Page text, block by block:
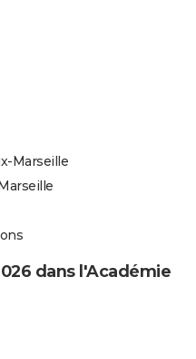
Marseille
dans l'Académie